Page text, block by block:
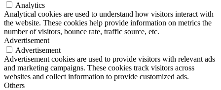
Analytics
Analytical cookies are used to understand how visitors interact with
the website. These cookies help provide information on metrics the
number of visitors, bounce rate, traffic source, etc.
Advertisement
Advertisement
Advertisement cookies are used to provide visitors with relevant ads
and marketing campaigns. These cookies track visitors across
websites and collect information to provide customized ads.
Others